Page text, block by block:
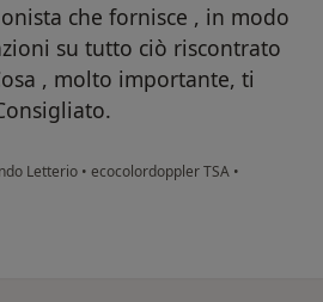
che fornisce , in modo
su tutto ciò riscontrato
, molto importante, ti
Letterio • ecocolordoppler TSA •
Mario S.